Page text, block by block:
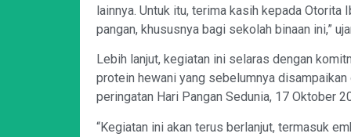
lainnya. Untuk itu, terima kasih kepada Otorita
pangan, khususnya bagi sekolah binaan ini,”
Lebih lanjut, kegiatan ini selaras dengan
protein hewani yang sebelumnya
peringatan Hari Pangan Sedunia, 17 Oktober
“Kegiatan ini akan terus berlanjut, termasuk